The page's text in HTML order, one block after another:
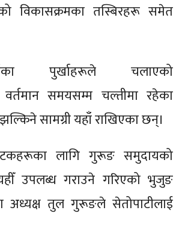
विकासक्रमका तस्बिरहरू समेत
पुर्खाहरूले चलाएको
वर्तमान समयसम्म चल्तीमा रहेका
सामग्री यहाँ राखिएका छन्।
लागि गुरूङ समुदायको
उपलब्ध गराउने गरिएको भुजुङ
अध्यक्ष तुल गुरूङले सेतोपाटीलाई